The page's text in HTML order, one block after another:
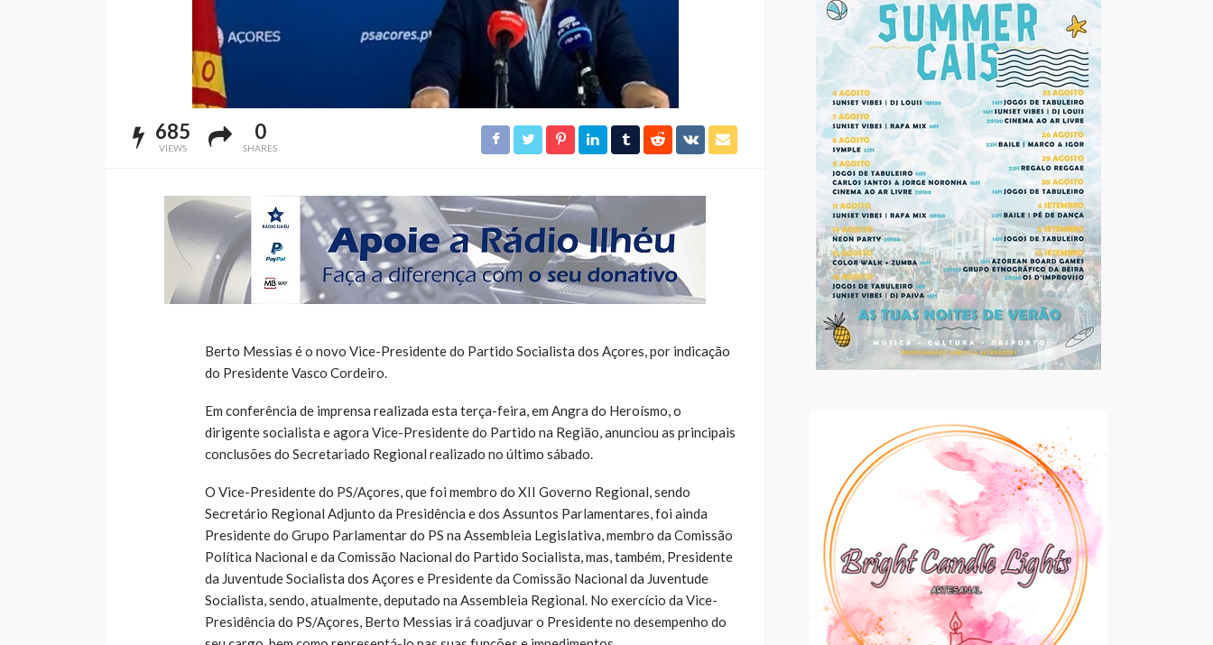
685
VIEWS
0
SHARES
Berto Messias é o novo Vice-Presidente do Partido Socialista dos Açores, por indicação
do Presidente Vasco Cordeiro.
Em conferência de imprensa realizada esta terça-feira, em Angra do Heroísmo, o
dirigente socialista e agora Vice-Presidente do Partido na Região, anunciou as principais
conclusões do Secretariado Regional realizado no último sábado.
O Vice-Presidente do PS/Açores, que foi membro do XII Governo Regional, sendo
Secretário Regional Adjunto da Presidência e dos Assuntos Parlamentares, foi ainda
Presidente do Grupo Parlamentar do PS na Assembleia Legislativa, membro da Comissão
Política Nacional e da Comissão Nacional do Partido Socialista, mas, também, Presidente
da Juventude Socialista dos Açores e Presidente da Comissão Nacional da Juventude
Socialista, sendo, atualmente, deputado na Assembleia Regional. No exercício da Vice-
Presidência do PS/Açores, Berto Messias irá coadjuvar o Presidente no desempenho do